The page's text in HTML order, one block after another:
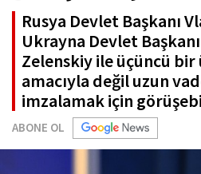
Rusya Devlet Başkanı
Ukrayna Devlet
Zelenskiy ile üçüncü
amacıyla değil uzun
imzalamak için
ABONE OL